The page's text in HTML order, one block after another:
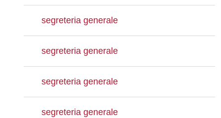
segreteria generale
segreteria generale
segreteria generale
segreteria generale